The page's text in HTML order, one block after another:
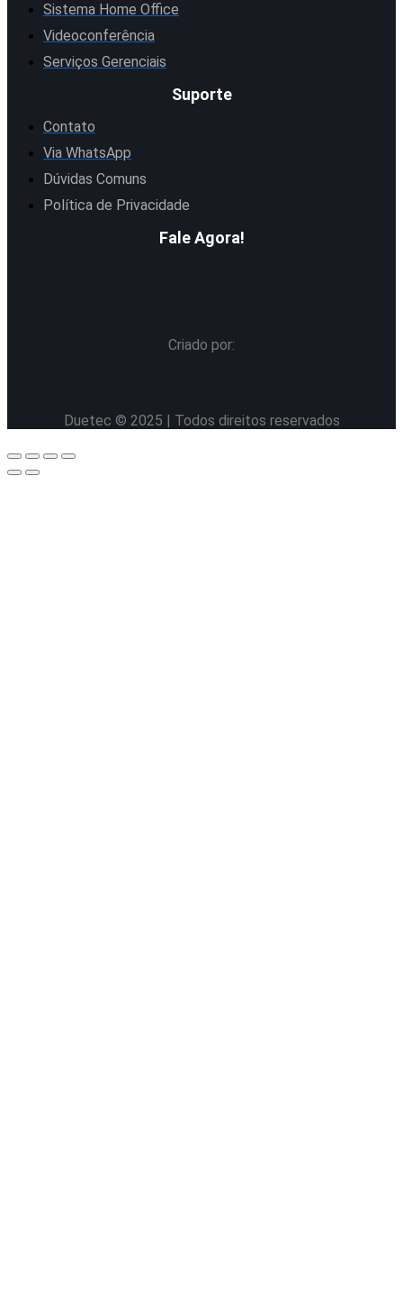
Sistema Home Office
Videoconferência
Serviços Gerenciais
Suporte
Contato
Via WhatsApp
Dúvidas Comuns
Política de Privacidade
Fale Agora!
Criado por:
Duetec © 2025 | Todos direitos reservados